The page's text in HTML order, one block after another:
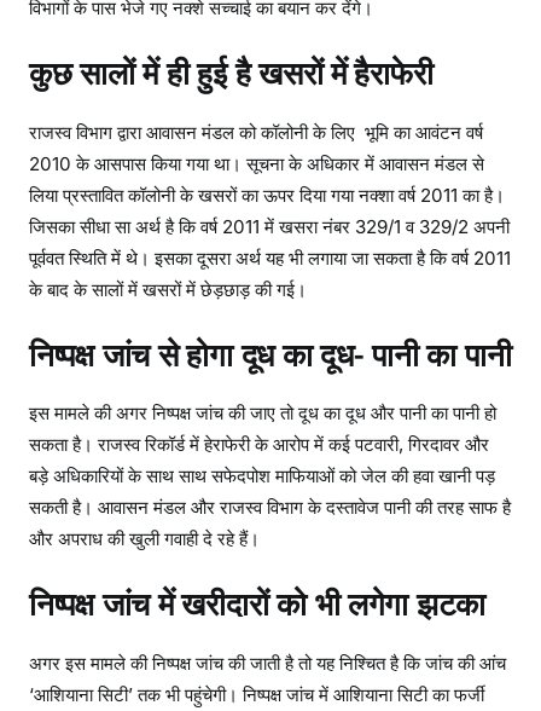
विभागों के पास भेजे गए नक्शे सच्चाई का बयान कर देंगे।
कुछ सालों में ही हुई है खसरों में हैराफेरी
राजस्व विभाग द्वारा आवासन मंडल को कॉलोनी के लिए भूमि का आवंटन वर्ष
2010 के आसपास किया गया था। सूचना के अधिकार में आवासन मंडल से
लिया प्रस्तावित कॉलोनी के खसरों का ऊपर दिया गया नक्शा वर्ष 2011 का है।
जिसका सीधा सा अर्थ है कि वर्ष 2011 में खसरा नंबर 329/1 व 329/2 अपनी
पूर्ववत स्थिति में थे। इसका दूसरा अर्थ यह भी लगाया जा सकता है कि वर्ष 2011
के बाद के सालों में खसरों में छेड़छाड़ की गई।
निष्पक्ष जांच से होगा दूध का दूध- पानी का पानी
इस मामले की अगर निष्पक्ष जांच की जाए तो दूध का दूध और पानी का पानी हो
सकता है। राजस्व रिकॉर्ड में हेराफेरी के आरोप में कई पटवारी, गिरदावर और
बड़े अधिकारियों के साथ साथ सफेदपोश माफियाओं को जेल की हवा खानी पड़
सकती है। आवासन मंडल और राजस्व विभाग के दस्तावेज पानी की तरह साफ है
और अपराध की खुली गवाही दे रहे हैं।
निष्पक्ष जांच में खरीदारों को भी लगेगा झटका
अगर इस मामले की निष्पक्ष जांच की जाती है तो यह निश्चित है कि जांच की आंच
‘आशियाना सिटी’ तक भी पहुंचेगी। निष्पक्ष जांच में आशियाना सिटी का फर्जी